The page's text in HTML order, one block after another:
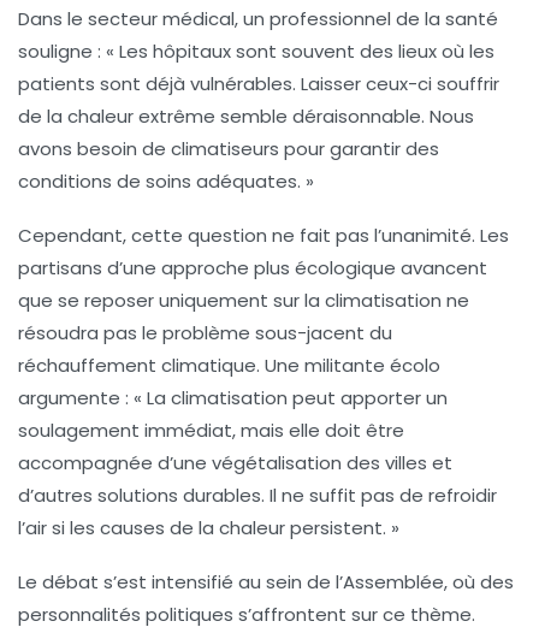
Dans le secteur médical, un professionnel de la santé
souligne : « Les hôpitauxsont souvent des lieux où les
patients sont déjà vulnérables. Laisser ceux-ci souffrir
de la chaleur extrême semble déraisonnable. Nous
avons besoin de climatiseurs pour garantir des
conditions de soins adéquates. »
Cependant, cette question ne fait pas l’unanimité. Les
partisans d’une approche plus écologique avancent
que se reposer uniquement sur la climatisation ne
résoudra pas le problème sous-jacent du
réchauffement climatique. Une militante écolo
argumente : « La climatisation peut apporter un
soulagement immédiat, mais elle doit être
accompagnée d’une végétalisation des villes et
d’autres solutions durables. Il ne suffit pas de refroidir
l’air si les causes de la chaleur persistent. »
Le débat s’est intensifié au sein de l’Assemblée, où des
personnalités politiques s’affrontent sur ce thème.